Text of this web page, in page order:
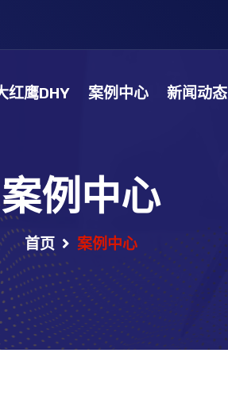
红鹰DHY 案例中心 新闻动态
案例中心
首页 案例中心